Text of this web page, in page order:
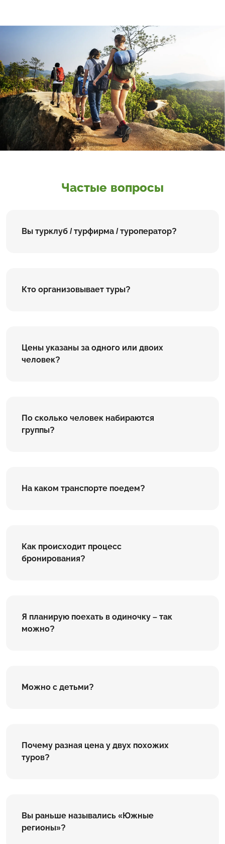
Частые вопросы
Вы турклуб / турфирма / туроператор?
Кто организовывает туры?
Цены указаны за одного или двоих
человек?
По сколько человек набираются
группы?
На каком транспорте поедем?
Как происходит процесс
бронирования?
Я планирую поехать в одиночку – так
можно?
Можно с детьми?
Почему разная цена у двух похожих
туров?
Вы раньше назывались «Южные
регионы»?